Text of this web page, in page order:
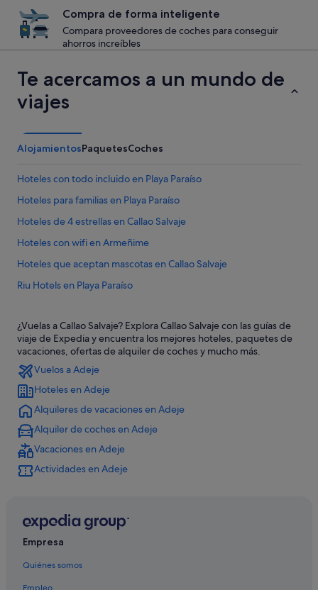
Compra de forma inteligente
Compara proveedores de coches para conseguir
ahorros increíbles
Te acercamos a un mundo de
viajes
AlojamientosPaquetesCoches
Hoteles con todo incluido en Playa Paraíso
Hoteles para familias en Playa Paraíso
Hoteles de 4 estrellas en Callao Salvaje
Hoteles con wifi en Armeñime
Hoteles que aceptan mascotas en Callao Salvaje
Riu Hotels en Playa Paraíso
Hoteles con spa en Callao Salvaje
Iberostar hoteles en Playa Paraíso
Hoteles con restaurante en Playa Paraíso
Melia hoteles en Playa Paraíso
Los Menores hoteles
Barcelo hoteles en Playa Paraíso
Hoteles de 5 estrellas en Playa Paraíso
Hoteles de golf en Callao Salvaje
Hoteles de 3 estrellas en Playa Paraíso
Hoteles cerca de Playa de Ajabo
Hoteles con gimnasio en Callao Salvaje
Hoteles con bar en Playa Paraíso
¿Vuelas a Callao Salvaje? Explora Callao Salvaje con las guías de
viaje de Expedia y encuentra los mejores hoteles, paquetes de
vacaciones, ofertas de alquiler de coches y mucho más.
Vuelos a Adeje
Hoteles en Adeje
Alquileres de vacaciones en Adeje
Alquiler de coches en Adeje
Vacaciones en Adeje
Actividades en Adeje
Empresa
Quiénes somos